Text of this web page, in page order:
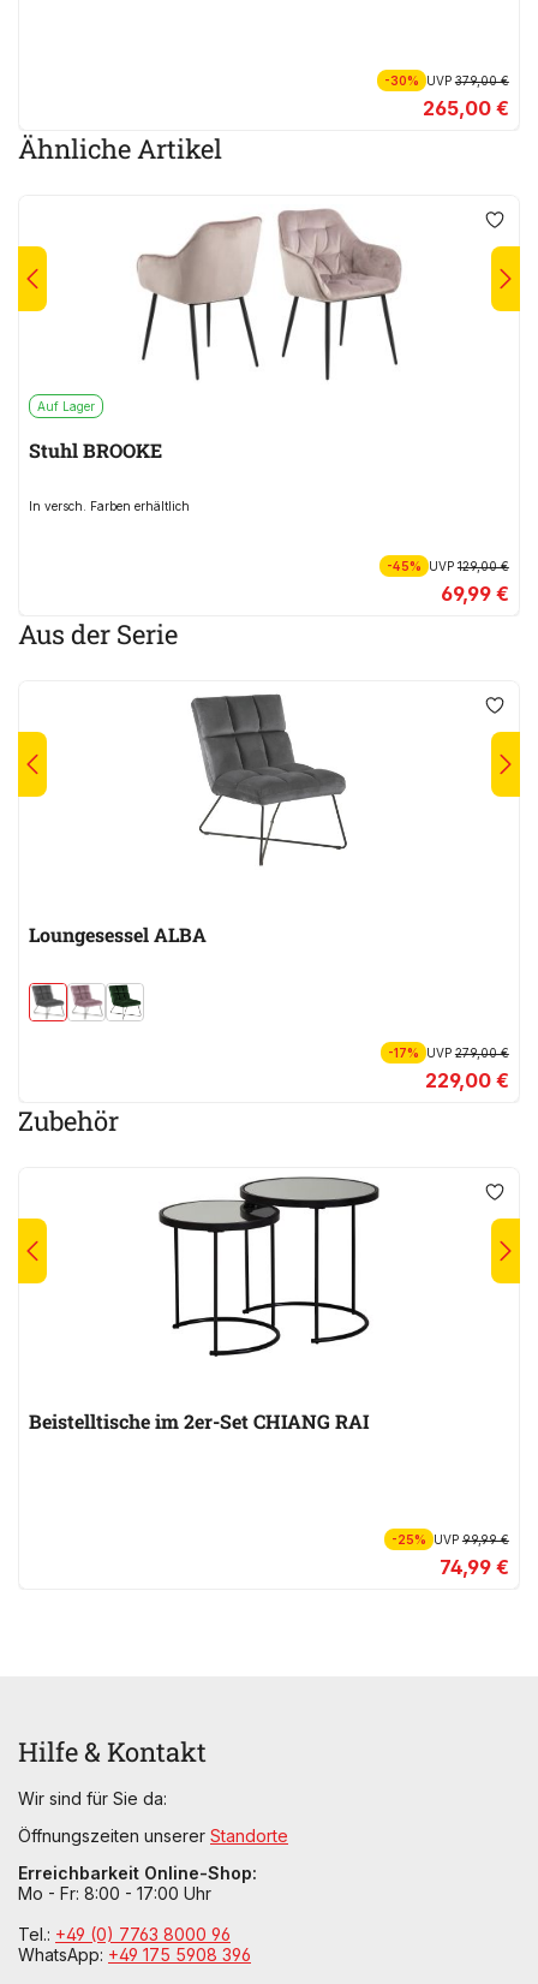
-30% UVP379,00 €
265,00 €
Ähnliche Artikel
Auf Lager
Stuhl BROOKE
In versch. Farben erhältlich
-45% UVP129,00 €
69,99 €
Aus der Serie
Loungesessel ALBA
-17% UVP279,00 €
229,00 €
Zubehör
Beistelltische im 2er-Set CHIANG RAI
-25% UVP99,99 €
74,99 €
Hilfe & Kontakt
Wir sind für Sie da:
Öffnungszeiten unserer Standorte
Erreichbarkeit Online-Shop:
Mo - Fr: 8:00 - 17:00 Uhr
Tel.: +49 (0) 7763 8000 96
WhatsApp: +49 175 5908 396